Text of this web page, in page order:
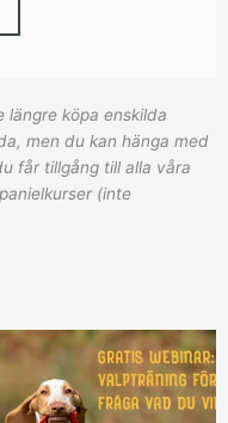
köpa enskilda
men du kan hänga med
får tillgång till alla våra
(inte